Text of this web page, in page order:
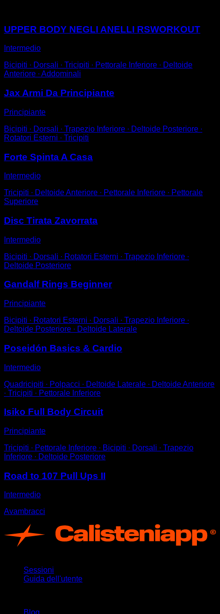
UPPER BODY NEGLI ANELLI RSWORKOUT
Intermedio
Bicipiti ∙ Dorsali ∙ Tricipiti ∙ Pettorale Inferiore ∙ Deltoide
Anteriore ∙ Addominali
Jax Armi Da Principiante
Principiante
Bicipiti ∙ Dorsali ∙ Trapezio Inferiore ∙ Deltoide Posteriore ∙
Rotatori Esterni ∙ Tricipiti
Forte Spinta A Casa
Intermedio
Tricipiti ∙ Deltoide Anteriore ∙ Pettorale Inferiore ∙ Pettorale
Superiore
Disc Tirata Zavorrata
Intermedio
Bicipiti ∙ Dorsali ∙ Rotatori Esterni ∙ Trapezio Inferiore ∙
Deltoide Posteriore
Gandalf Rings Beginner
Principiante
Bicipiti ∙ Rotatori Esterni ∙ Dorsali ∙ Trapezio Inferiore ∙
Deltoide Posteriore ∙ Deltoide Laterale
Poseidón Basics & Cardio
Intermedio
Quadricipiti ∙ Polpacci ∙ Deltoide Laterale ∙ Deltoide Anteriore
∙ Tricipiti ∙ Pettorale Inferiore
Isiko Full Body Circuit
Principiante
Tricipiti ∙ Pettorale Inferiore ∙ Bicipiti ∙ Dorsali ∙ Trapezio
Inferiore ∙ Deltoide Posteriore
Road to 107 Pull Ups II
Intermedio
Avambracci
Sessioni
Guida dell'utente
Blog